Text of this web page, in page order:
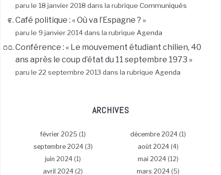
paru le 18 janvier 2018 dans la rubrique Communiqués
Café politique : « Où va l’Espagne ? »
paru le 9 janvier 2014 dans la rubrique Agenda
Conférence : « Le mouvement étudiant chilien, 40
ans après le coup d’état du 11 septembre 1973 »
paru le 22 septembre 2013 dans la rubrique Agenda
ARCHIVES
février 2025 (1) décembre 2024 (1)
septembre 2024(3) août 2024 (4)
juin 2024 (1) mai 2024 (12)
avril 2024 (2) mars 2024 (5)